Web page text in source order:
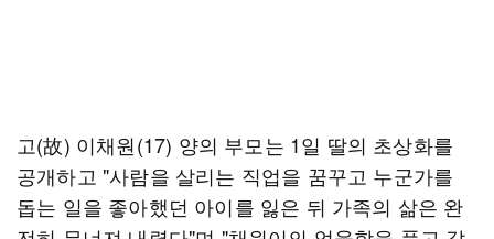
고(故) 이채원(17) 양의 부모는 1일 딸의 초상화를
공개하고 "사람을 살리는 직업을 꿈꾸고 누군가를
돕는 일을 좋아했던 아이를 잃은 뒤 가족의 삶은 완